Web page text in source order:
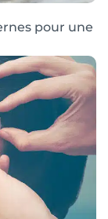
pour une